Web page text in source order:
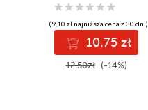
(9,10 zł najniższa cena z 30 dni)
10.75 zł
12.50zł (-14%)